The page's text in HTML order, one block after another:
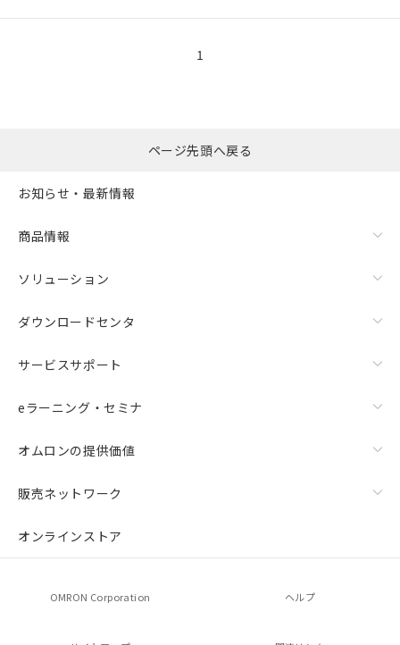
1
ページ先頭へ戻る
お知らせ・最新情報
商品情報
ソリューション
ダウンロードセンタ
サービスサポート
eラーニング・セミナ
オムロンの提供価値
販売ネットワーク
オンラインストア
OMRON Corporation ヘルプ